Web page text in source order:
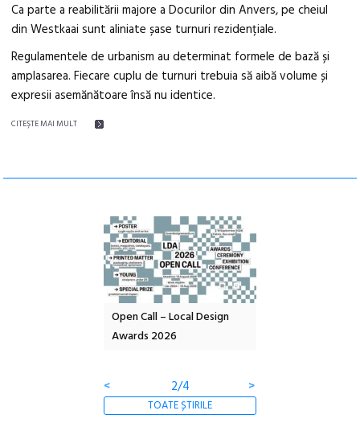
Ca parte a reabilitării majore a Docurilor din Anvers, pe cheiul
din Westkaai sunt aliniate șase turnuri rezidențiale.
Regulamentele de urbanism au determinat formele de bază și
amplasarea. Fiecare cuplu de turnuri trebuia să aibă volume și
expresii asemănătoare însă nu identice.
CITEŞTE MAI MULT
Open Call – Local Design
Awards 2026
<
2/4 >
TOATE ȘTIRILE